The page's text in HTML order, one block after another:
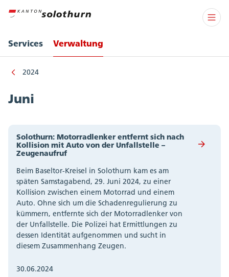
Services Verwaltung
2024
Juni
Solothurn: Motorradlenker entfernt sich nach
Kollision mit Auto von der Unfallstelle –
Zeugenaufruf
Beim Baseltor-Kreisel in Solothurn kam es am
späten Samstagabend, 29. Juni 2024, zu einer
Kollision zwischen einem Motorrad und einem
Auto. Ohne sich um die Schadenregulierung zu
kümmern, entfernte sich der Motorradlenker von
der Unfallstelle. Die Polizei hat Ermittlungen zu
dessen Identität aufgenommen und sucht in
diesem Zusammenhang Zeugen.
30.06.2024